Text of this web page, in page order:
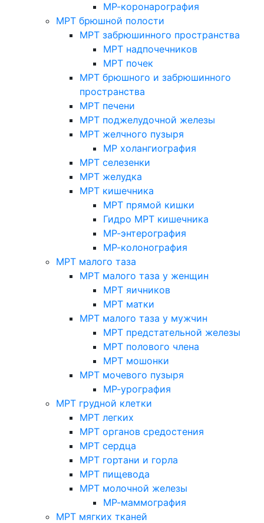
МР-коронарография
МРТ брюшной полости
МРТ забрюшинного пространства
МРТ надпочечников
МРТ почек
МРТ брюшного и забрюшинного
пространства
МРТ печени
МРТ поджелудочной железы
МРТ желчного пузыря
МР холангиография
МРТ селезенки
МРТ желудка
МРТ кишечника
МРТ прямой кишки
Гидро МРТ кишечника
МР-энтерография
МР-колонография
МРТ малого таза
МРТ малого таза у женщин
МРТ яичников
МРТ матки
МРТ малого таза у мужчин
МРТ предстательной железы
МРТ полового члена
МРТ мошонки
МРТ мочевого пузыря
МР-урография
МРТ грудной клетки
МРТ легких
МРТ органов средостения
МРТ сердца
МРТ гортани и горла
МРТ пищевода
МРТ молочной железы
МР-маммография
МРТ мягких тканей